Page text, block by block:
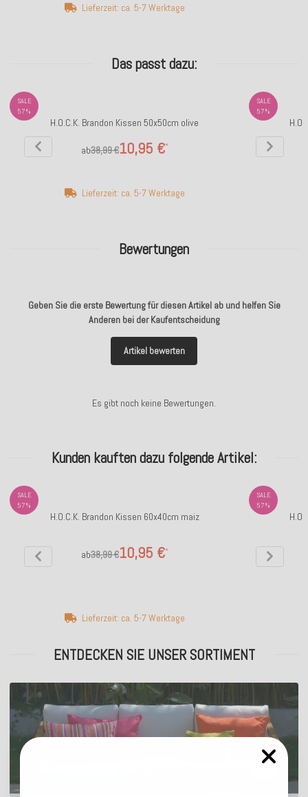
Bewertungen
Geben Sie die erste Bewertung für diesen Artikel ab und helfen Sie
Anderen bei der Kaufentscheidung
Artikel bewerten
Es gibt noch keine Bewertungen.
Lieferzeit: ca. 5-7 Werktage
Das passt dazu:
SALE
57%
H.O.C.K. Brandon Kissen 50x50cm olive
ab 10,95 €*
38,99 €
Lieferzeit: ca. 5-7 Werktage
SALE
57%
Kunden kauften dazu folgende Artikel:
SALE
57%
H.O.C.K. Brandon Kissen 60x40cm maiz
ab 10,95 €*
38,99 €
Lieferzeit: ca. 5-7 Werktage
SALE
57%
ENTDECKEN SIE UNSER SORTIMENT